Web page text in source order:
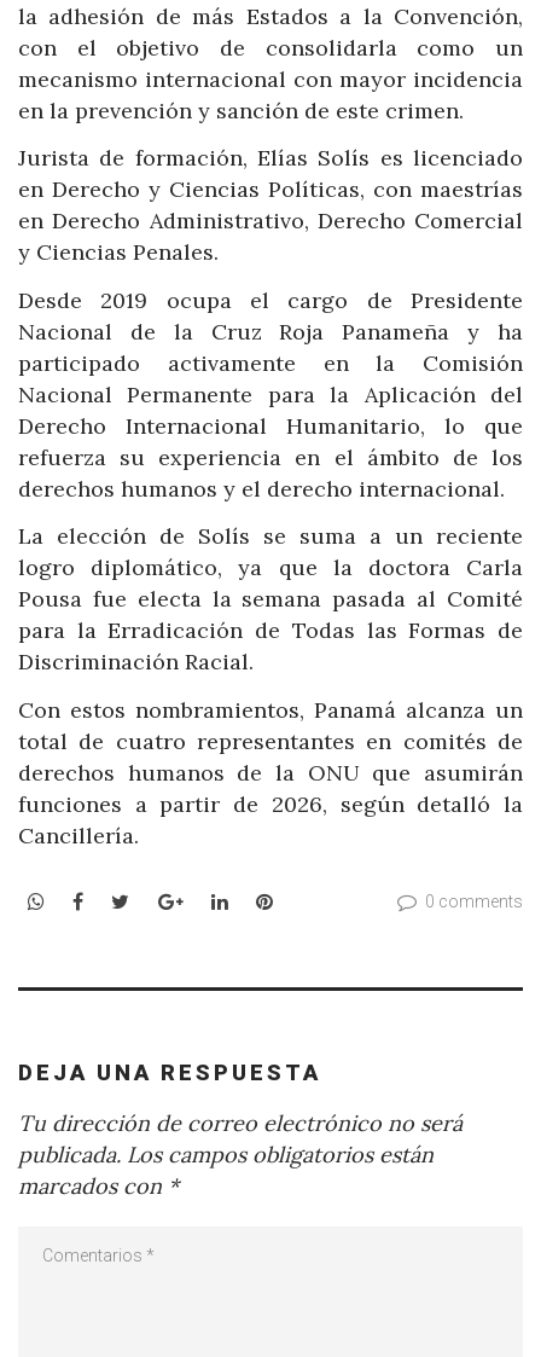
la adhesión de más Estados a la Convención,
con el objetivo de consolidarla como un
mecanismo internacional con mayor incidencia
en la prevención y sanción de este crimen.
Jurista de formación, Elías Solís es licenciado
en Derecho y Ciencias Políticas, con maestrías
en Derecho Administrativo, Derecho Comercial
y Ciencias Penales.
Desde 2019 ocupa el cargo de Presidente
Nacional de la Cruz Roja Panameña y ha
participado activamente en la Comisión
Nacional Permanente para la Aplicación del
Derecho Internacional Humanitario, lo que
refuerza su experiencia en el ámbito de los
derechos humanos y el derecho internacional.
La elección de Solís se suma a un reciente
logro diplomático, ya que la doctora Carla
Pousa fue electa la semana pasada al Comité
para la Erradicación de Todas las Formas de
Discriminación Racial.
Con estos nombramientos, Panamá alcanza un
total de cuatro representantes en comités de
derechos humanos de la ONU que asumirán
funciones a partir de 2026, según detalló la
Cancillería.
WhatsApp
Facebook
TwitterGoogle+LinkedInPinterest 0 comments
DEJA UNA RESPUESTA
Tu dirección de correo electrónico no será
publicada. Los campos obligatorios están
marcados con *